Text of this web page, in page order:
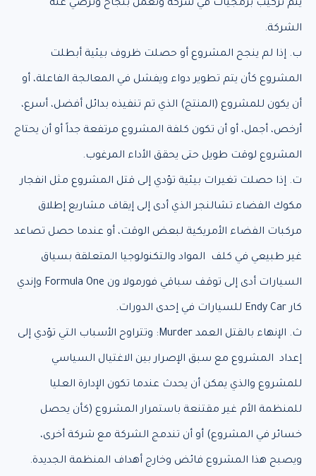
يتم تركيب برمجيات في شركة وتعمل بنجاح وترضي عنه
الشركة.
ب. إذا لم ينجح المشروع أو حصلت ظروف بيئية أبطلت
المشروع كأن يتم تطوير دواء ويفشل في المعالجة الفاعلة، أو
أن يكون للمشروع (المنتج) الذي تم تنفيذه بدائل أفضل، أسرع،
أرخص، أجمل، أو أن تكون كلفة المشروع مرتفعة جداً أو أن يحتاج
المشروع لوقت طويل حتى يحقق الأداء المرغوب.
ت. إذا حصلت تغيرات بيئية تؤدي إلى قتل المشروع مثل انفجار
مكوك الفضاء تشالنجر الذي أدى إلى إيقاف مشاريع إطلاق
مركبات الفضاء الأمريكية لبعض الوقت، أو عندما حصل تصاعد
غير طبيعي في كلف المواد والتكنولوجيا المتعلقة بسياق
السيارات أدى إلى توقف سباقي فورمولا ون Formula One وإندي
كار Endy Car للسيارات في إحدى الدورات.
ث. الإنهاء بالقتل العمد Murder: وتتراوح الأسباب التي تؤدي إلى
إعداد المشروع مع سبق الإصرار بين الاغتيال السياسي
للمشروع والذي يمكن أن يحدث عندما تكون الإدارة العليا
للمنظمة الأم غير مقتنعة باستمرار المشروع (كأن يحصل
خسائر في المشروع) أو أن تندمج الشركة مع شركة أخرى،
ويصبح هذا المشروع فائض وخارج أهداف المنظمة الجديدة.